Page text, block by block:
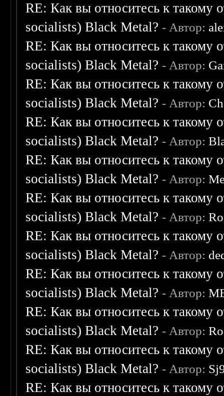
RE: Как вы относитесь к такому
socialists) Black Metal? - Автор:
RE: Как вы относитесь к такому
socialists) Black Metal? - Автор:
RE: Как вы относитесь к такому
socialists) Black Metal? - Автор:
RE: Как вы относитесь к такому
socialists) Black Metal? - Автор:
RE: Как вы относитесь к такому
socialists) Black Metal? - Автор:
RE: Как вы относитесь к такому
socialists) Black Metal? - Автор:
RE: Как вы относитесь к такому
socialists) Black Metal? - Автор:
RE: Как вы относитесь к такому
socialists) Black Metal? - Автор:
RE: Как вы относитесь к такому
socialists) Black Metal? - Автор:
RE: Как вы относитесь к такому
socialists) Black Metal? - Автор:
RE: Как вы относитесь к такому